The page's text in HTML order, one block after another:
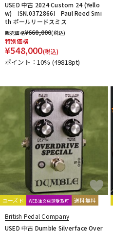
USED 中古 2024 Custom 24 (Yello
w) ［SN.0372866］ Paul Reed Smi
th ポールリードスミス
販売価格¥660,000(税込)
特別価格
¥548,000(税込)
ポイント：10% (49818pt)
ユーズド WEB注文店頭受取可 送料無料
British Pedal Company
USED 中古 Dumble Silverface Over